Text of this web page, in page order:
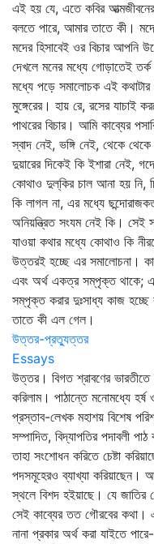
এই হয় যে, এতে কবির
বলতে পারে, আমার তাতে কী।
মদের হিসাবেই ওর বিচার আপনি
দেখলে মনের মধ্যে গোড়াতেই
মধ্যে পড়ে সমালোচক এই কথাটার
মুঙ্গেরের। হায় রে, রসের যাচাই
পাথরের বিচার। আমি কাব্যের
স্বাদ নেই, ভঙ্গি নেই, থেকে
দুয়ারের দিকেই কি ইশারা নেই,
কোথাও দুল্‌কির চাল আনা হয় নি,
কি লাগল না, এর মধ্যে
অনিয়ন্ত্রিত সংযম নেই কি। সেই
যাওয়া কথার মধ্যে কোথাও কি
উত্তরই হচ্ছে এর সমালোচনা।
এবং অর্থ একত্র সম্‌পৃক্ত থাকে;
সম্‌পৃক্ত করার দুঃসাধ্য কাজ
তাতে কী এল গেল।
উত্তর-প্রত্যুত্তর
Essays
উত্তর। বিগত শ্রাবণের ভারতীতে
করিলাম। পাঠান্তে মনোমধ্যে
প্রস্তাব-লেখক মহাশয় বিশেষ
সম্পাদিত, বিদ্যাপতির পদাবলী
তাহা সংশোধন করিতে চেষ্টা
পদসমূহেরও ব্যাখ্যা করিয়াছেন।
স্থলে বিশদ হইয়াছে। যে জাতির
সেই কাব্যের তত গৌরবের
নানা প্রকার অর্থ করা যাইতে